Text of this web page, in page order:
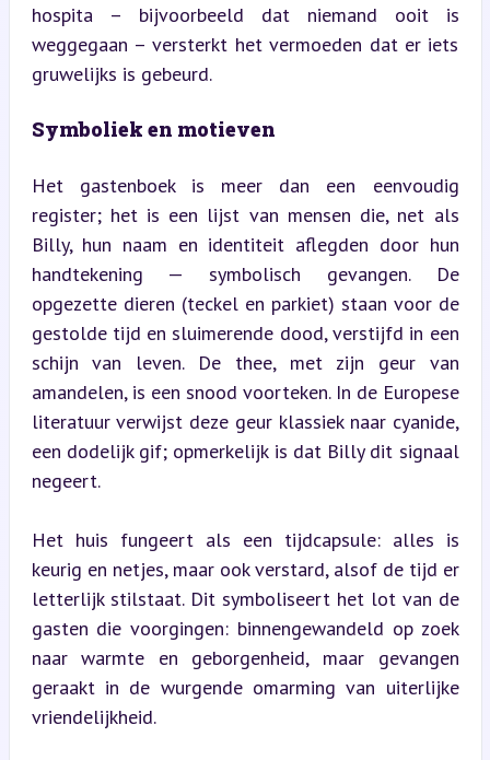
hospita – bijvoorbeeld dat niemand ooit is
weggegaan – versterkt het vermoeden dat er iets
gruwelijks is gebeurd.
Symboliek en motieven
Het gastenboek is meer dan een eenvoudig
register; het is een lijst van mensen die, net als
Billy, hun naam en identiteit aflegden door hun
handtekening — symbolisch gevangen. De
opgezette dieren (teckel en parkiet) staan voor de
gestolde tijd en sluimerende dood, verstijfd in een
schijn van leven. De thee, met zijn geur van
amandelen, is een snood voorteken. In de Europese
literatuur verwijst deze geur klassiek naar cyanide,
een dodelijk gif; opmerkelijk is dat Billy dit signaal
negeert.
Het huis fungeert als een tijdcapsule: alles is
keurig en netjes, maar ook verstard, alsof de tijd er
letterlijk stilstaat. Dit symboliseert het lot van de
gasten die voorgingen: binnengewandeld op zoek
naar warmte en geborgenheid, maar gevangen
geraakt in de wurgende omarming van uiterlijke
vriendelijkheid.